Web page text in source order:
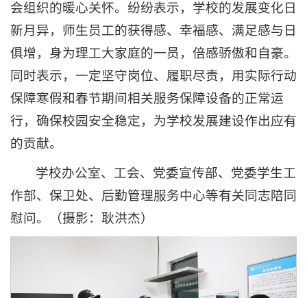
会组织的暖心关怀。纷纷表示，学校的发展变化日
新月异，师生员工的获得感、幸福感、满足感与日
俱增，身为理工大家庭的一员，倍感骄傲和自豪。
同时表示，一定坚守岗位、履职尽责，用实际行动
保障寒假和春节期间相关服务保障设备的正常运
行，确保校园安全稳定，为学校发展建设作出应有
的贡献。
学校办公室、工会、党委宣传部、党委学生工
作部、保卫处、后勤管理服务中心等有关同志陪同
慰问。（摄影：耿洪杰）